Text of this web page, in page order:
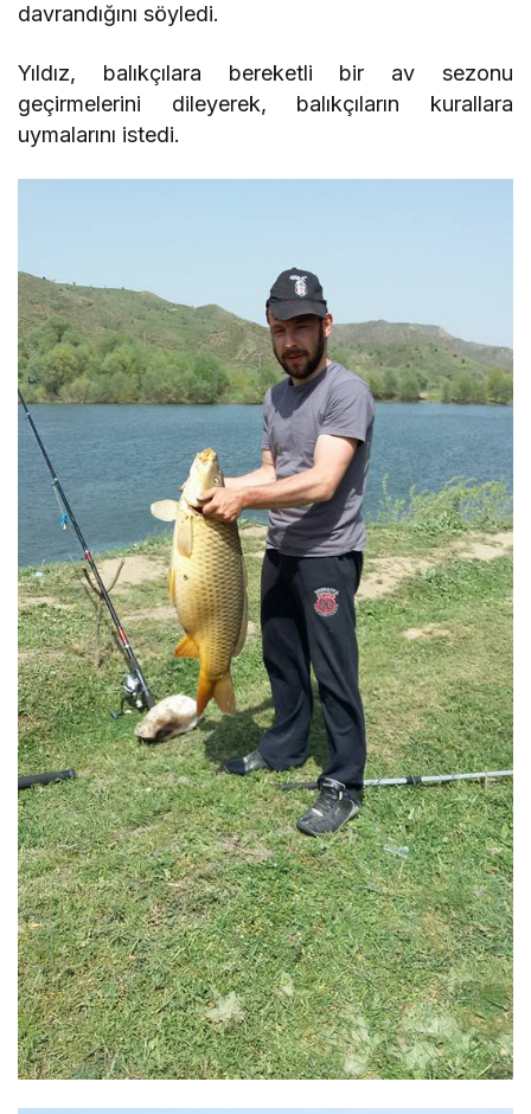
davrandığını söyledi.
Yıldız, balıkçılara bereketli bir av sezonu
geçirmelerini dileyerek, balıkçıların kurallara
uymalarını istedi.